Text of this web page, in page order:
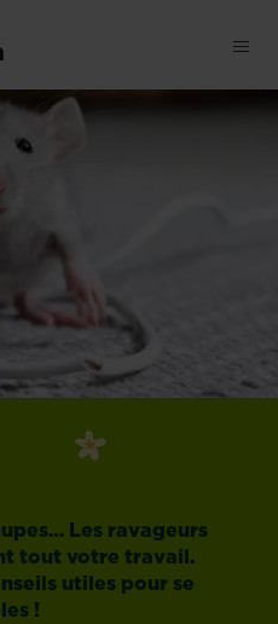
Les ravageurs
tout votre travail.
utiles pour se
!